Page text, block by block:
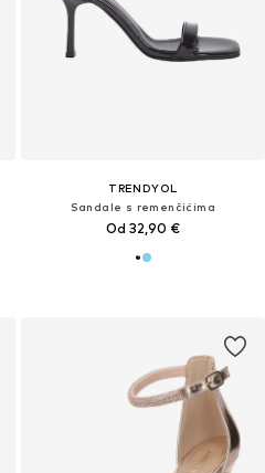
TRENDYOL
Sandale s remenčićima
Od 32,90 €